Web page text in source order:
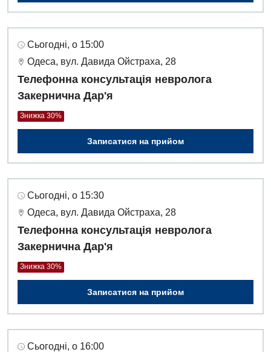
Сьогодні, о 15:00
Одеса, вул. Давида Ойстраха, 28
Телефонна консультація невролога
Закернична Дар'я
Знижка 30%
Записатися на прийом
Сьогодні, о 15:30
Одеса, вул. Давида Ойстраха, 28
Телефонна консультація невролога
Закернична Дар'я
Знижка 30%
Записатися на прийом
Сьогодні, о 16:00